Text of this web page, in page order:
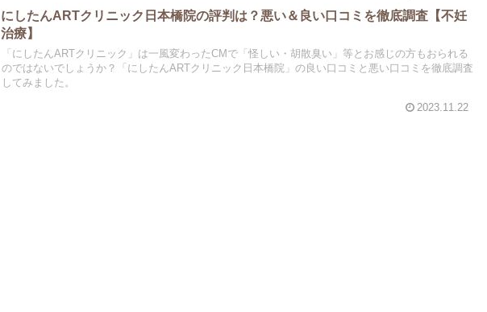
にしたんARTクリニック日本橋院の評判は？悪い＆良い口コミを徹底調査【不妊
治療】
「にしたんARTクリニック」は一風変わったCMで「怪しい・胡散臭い」等とお感じの方もおられる
のではないでしょうか？「にしたんARTクリニック日本橋院」の良い口コミと悪い口コミを徹底調査
してみました。
2023.11.22